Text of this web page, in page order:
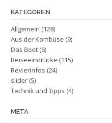
KATEGORIEN
Allgemein (128)
Aus der Kombüse (9)
Das Boot (6)
Reiseeindrücke (115)
Revierinfos (24)
slider (5)
Technik und Tipps (4)
META